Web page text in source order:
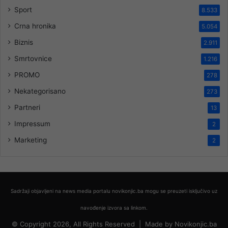
Sport 8.533
Crna hronika 5.054
Biznis 2.911
Smrtovnice 1.216
PROMO 278
Nekategorisano 273
Partneri 13
Impressum 2
Marketing 2
Sadržaji objavljeni na news media portalu novikonjic.ba mogu se preuzeti isključivo uz
navođenje izvora sa linkom.
© Copyright 2026, All Rights Reserved | Made by Novikonjic.ba